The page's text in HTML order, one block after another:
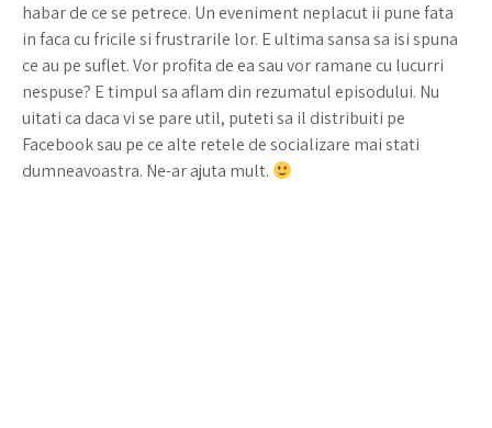
habar de ce se petrece. Un eveniment neplacut ii pune fata
in faca cu fricile si frustrarile lor. E ultima sansa sa isi spuna
ce au pe suflet. Vor profita de ea sau vor ramane cu lucurri
nespuse? E timpul sa aflam din rezumatul episodului. Nu
uitati ca daca vi se pare util, puteti sa il distribuiti pe
Facebook sau pe ce alte retele de socializare mai stati
dumneavoastra. Ne-ar ajuta mult.